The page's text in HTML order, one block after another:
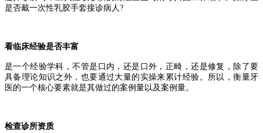
是否戴一次性乳胶手套接诊病人?
看临床经验是否丰富
是一个经验学科，不管是口内，还是口外，正畸，还是修复，除了要
具备理论知识之外，也要通过大量的实操来累计经验。所以，衡量牙
医的一个核心要素就是其做过的案例量以及案例量。
检查诊所资质